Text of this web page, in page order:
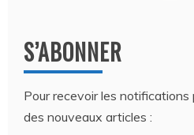
S’ABONNER
Pour recevoir les notifications
des nouveaux articles :